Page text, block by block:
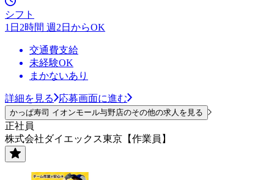
シフト
1日2時間 週2日からOK
交通費支給
未経験OK
まかないあり
詳細を見る 応募画面に進む
かっぱ寿司 イオンモール与野店のその他の求人を見る
正社員
株式会社ダイエックス東京【作業員】